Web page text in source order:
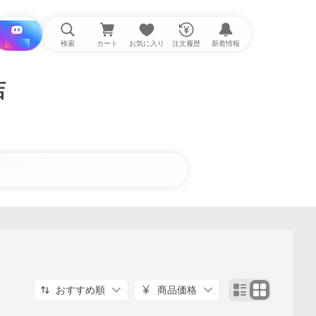
i と探す 検索 カート お気に入り 注文履歴 新着情報
おすすめ順 商品価格